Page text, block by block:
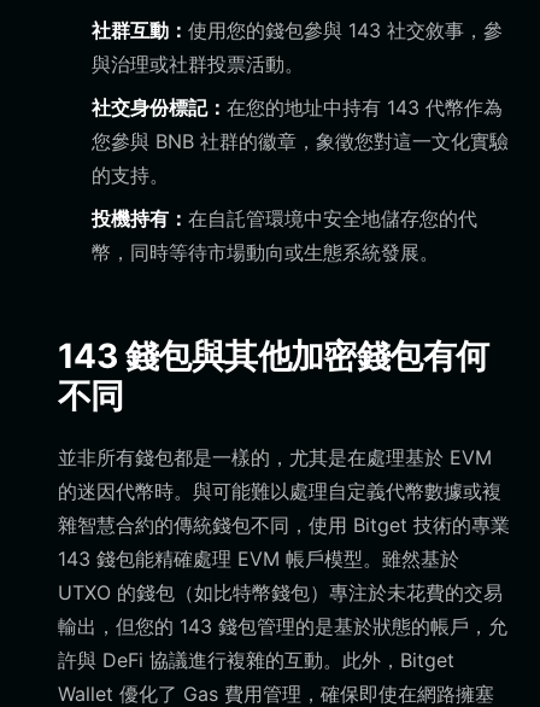
社群互動： 使用您的錢包參與 143 社交敘事，參
與治理或社群投票活動。
社交身份標記： 在您的地址中持有 143 代幣作為
您參與 BNB 社群的徽章，象徵您對這一文化實驗
的支持。
投機持有： 在自託管環境中安全地儲存您的代
幣，同時等待市場動向或生態系統發展。
143 錢包與其他加密錢包有何
不同
並非所有錢包都是一樣的，尤其是在處理基於 EVM
的迷因代幣時。與可能難以處理自定義代幣數據或複
雜智慧合約的傳統錢包不同，使用 Bitget 技術的專業
143 錢包能精確處理 EVM 帳戶模型。雖然基於
UTXO 的錢包（如比特幣錢包）專注於未花費的交易
輸出，但您的 143 錢包管理的是基於狀態的帳戶，允
許與 DeFi 協議進行複雜的互動。此外，Bitget
Wallet 優化了 Gas 費用管理，確保即使在網路擁塞